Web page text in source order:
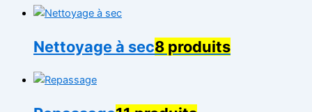
Nettoyage à sec8 produits